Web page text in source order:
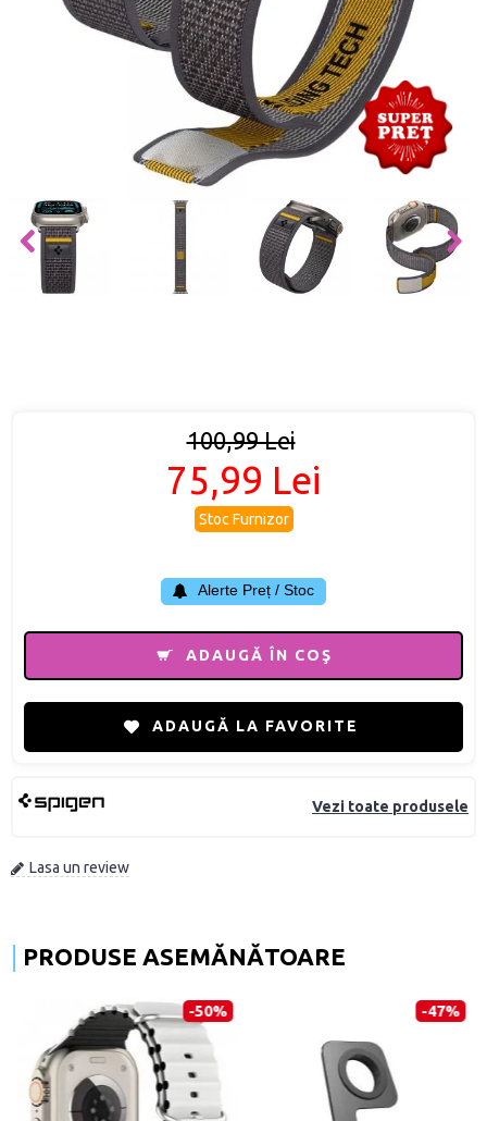
Vezi toate produsele
Lasa un review
100,99 Lei
75,99 Lei
Stoc Furnizor
Alerte Preț / Stoc
ADAUGĂ ÎN COŞ
ADAUGĂ LA FAVORITE
PRODUSE ASEMĂNĂTOARE
-50% -47%